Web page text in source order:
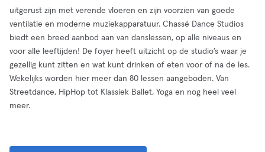
uitgerust zijn met verende vloeren en zijn voorzien van goede
ventilatie en moderne muziekapparatuur. Chassé Dance Studios
biedt een breed aanbod aan van danslessen, op alle niveaus en
voor alle leeftijden! De foyer heeft uitzicht op de studio’s waar je
gezellig kunt zitten en wat kunt drinken of eten voor of na de les.
Wekelijks worden hier meer dan 80 lessen aangeboden. Van
Streetdance, HipHop tot Klassiek Ballet, Yoga en nog heel veel
meer.